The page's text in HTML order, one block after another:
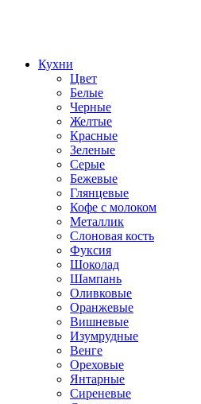
Кухни
Цвет
Белые
Черные
Желтые
Красные
Зеленые
Серые
Бежевые
Глянцевые
Кофе с молоком
Металлик
Слоновая кость
Фуксия
Шоколад
Шампань
Оливковые
Оранжевые
Вишневые
Изумрудные
Венге
Ореховые
Янтарные
Сиреневые